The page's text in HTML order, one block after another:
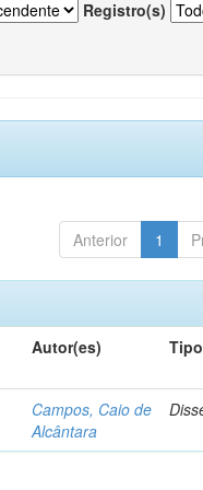
Registro(s)
Anterior 1
Autor(es) Tipo
Campos, Caio de
Alcântara